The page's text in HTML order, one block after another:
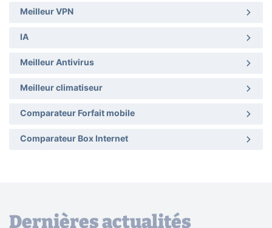
Meilleur VPN
IA
Meilleur Antivirus
Meilleur climatiseur
Comparateur Forfait mobile
Comparateur Box Internet
Dernières actualités